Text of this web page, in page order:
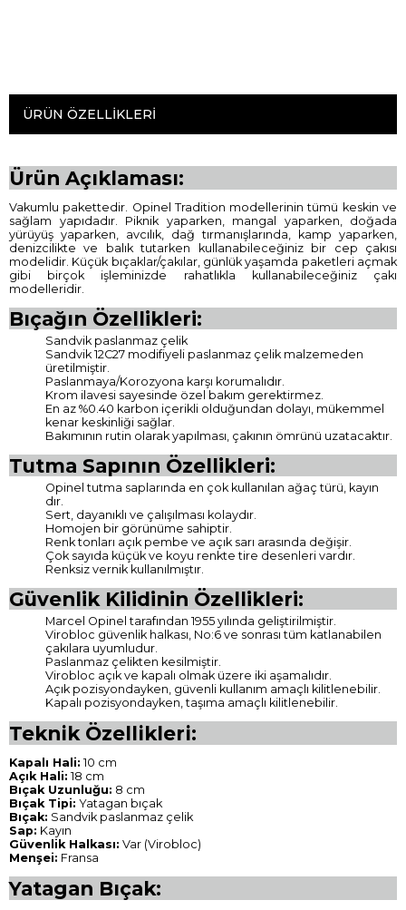
ÜRÜN ÖZELLIKLERI
Ürün Açıklaması:
Vakumlu pakettedir. Opinel Tradition modellerinin tümü keskin ve
sağlam yapıdadır. Piknik yaparken, mangal yaparken, doğada
yürüyüş yaparken, avcılık, dağ tırmanışlarında, kamp yaparken,
denizcilikte ve balık tutarken kullanabileceğiniz bir cep çakısı
modelidir. Küçük bıçaklar/çakılar, günlük yaşamda paketleri açmak
gibi birçok işleminizde rahatlıkla kullanabileceğiniz çakı
modelleridir.
Bıçağın Özellikleri:
Sandvik paslanmaz çelik
Sandvik 12C27 modifiyeli paslanmaz çelik malzemeden
üretilmiştir.
Paslanmaya/Korozyona karşı korumalıdır.
Krom ilavesi sayesinde özel bakım gerektirmez.
En az %0.40 karbon içerikli olduğundan dolayı, mükemmel
kenar keskinliği sağlar.
Bakımının rutin olarak yapılması, çakının ömrünü uzatacaktır.
Tutma Sapının Özellikleri:
Opinel tutma saplarında en çok kullanılan ağaç türü, kayın
dır.
Sert, dayanıklı ve çalışılması kolaydır.
Homojen bir görünüme sahiptir.
Renk tonları açık pembe ve açık sarı arasında değişir.
Çok sayıda küçük ve koyu renkte tire desenleri vardır.
Renksiz vernik kullanılmıştır.
Güvenlik Kilidinin Özellikleri:
Marcel Opinel tarafından 1955 yılında geliştirilmiştir.
Virobloc güvenlik halkası, No:6 ve sonrası tüm katlanabilen
çakılara uyumludur.
Paslanmaz çelikten kesilmiştir.
Virobloc açık ve kapalı olmak üzere iki aşamalıdır.
Açık pozisyondayken, güvenli kullanım amaçlı kilitlenebilir.
Kapalı pozisyondayken, taşıma amaçlı kilitlenebilir.
Teknik Özellikleri:
Kapalı Hali: 10 cm
Açık Hali: 18 cm
Bıçak Uzunluğu: 8 cm
Bıçak Tipi: Yatagan bıçak
Bıçak: Sandvik paslanmaz çelik
Sap: Kayın
Güvenlik Halkası: Var (Virobloc)
Menşei: Fransa
Yatagan Bıçak: